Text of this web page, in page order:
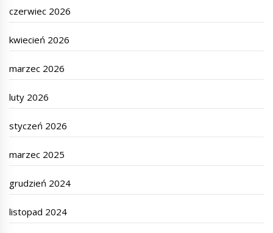
czerwiec 2026
kwiecień 2026
marzec 2026
luty 2026
styczeń 2026
marzec 2025
grudzień 2024
listopad 2024